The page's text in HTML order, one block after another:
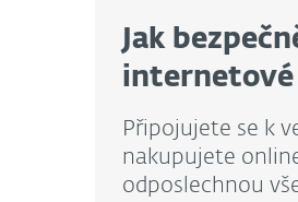
Jak
Připojujete se k
nakupujete
odposlechnou